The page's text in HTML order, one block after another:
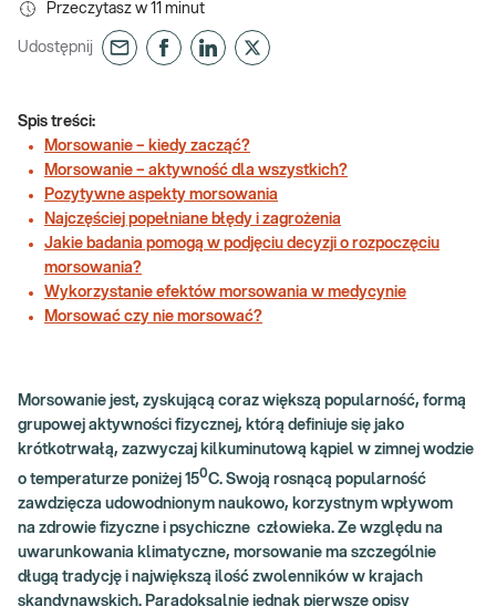
Przeczytasz w 11 minut
Udostępnij
Spis treści:
Morsowanie – kiedy zacząć?
Morsowanie – aktywność dla wszystkich?
Pozytywne aspekty morsowania
Najczęściej popełniane błędy i zagrożenia
Jakie badania pomogą w podjęciu decyzji o rozpoczęciu
morsowania?
Wykorzystanie efektów morsowania w medycynie
Morsować czy nie morsować?
Morsowanie jest, zyskującą coraz większą popularność, formą
grupowej aktywności fizycznej, którą definiuje się jako
krótkotrwałą, zazwyczaj kilkuminutową kąpiel w zimnej wodzie
o temperaturze poniżej 150C. Swoją rosnącą popularność
zawdzięcza udowodnionym naukowo, korzystnym wpływom
na zdrowie fizyczne i psychiczne człowieka. Ze względu na
uwarunkowania klimatyczne, morsowanie ma szczególnie
długą tradycję i największą ilość zwolenników w krajach
skandynawskich. Paradoksalnie jednak pierwsze opisy